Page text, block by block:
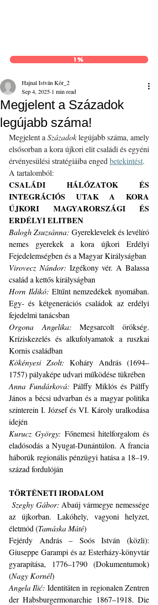
1%
Megjelent a Századok
legújabb száma!
Hajnal István Kör_2
Sep 4, 2025 1 min read
Megjelent a Századok legújabb száma, amely
elsősorban a kora újkori elit családi és egyéni
érvényesülési stratégiáiba enged betekintést.
A tartalomból:
CSALÁDI HÁLÓZATOK ÉS
INTEGRÁCIÓS UTAK A KORA
ÚJKORI MAGYARORSZÁGI ÉS
ERDÉLYI ELITBEN
Balogh Zsuzsánna: Gyereklevelek és levélíró
nemes gyerekek a kora újkori Erdélyi
Fejedelemségben és a Magyar Királyságban
Virovecz Nándor: Izgékony vér. A Balassa
család a kettős királyságban
Horn Ildikó: Eltűnt nemzedékek nyomában.
Egy- és kétgenerációs családok az erdélyi
fejedelmi tanácsban
Orgona Angelika: Megsarcolt örökség.
Kríziskezelés és alkufolyamatok a ruszkai
Kornis családban
Kökényesi Zsolt: Koháry András (1694–
1757) pályaképe udvari működése tükrében
Anna Fundárková: Pálffy Miklós és Pálffy
János a bécsi udvarban és a magyar politika
színterein I. József és VI. Károly uralkodása
idején
Kurucz György: Főnemesi hitelforgalom és
eladósodás a Nyugat-Dunántúlon. A francia
háborúk regionális pénzügyi hatása a 18–19.
század fordulóján
TÖRTÉNETI IRODALOM
Szeghy Gábor: Abaúj vármegye nemessége
az újkorban. Lakóhely, vagyoni helyzet,
életmód (Tamáska Máté)
Fejérdy András – Soós István (közli):
Giuseppe Garampi és az Esterházy-könyvtár
gyarapítása, 1776‒1790 (Dokumentumok)
(Nagy Kornél)
Angela Ilić: Identitäten in regionalen Zentren
der Habsburgermonarchie 1867–1918. Die